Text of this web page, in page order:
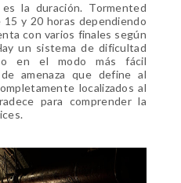
la duración. Tormented
y 20 horas dependiendo
con varios finales según
un sistema de dificultad
en el modo más fácil
amenaza que define al
localizados al
para comprender la